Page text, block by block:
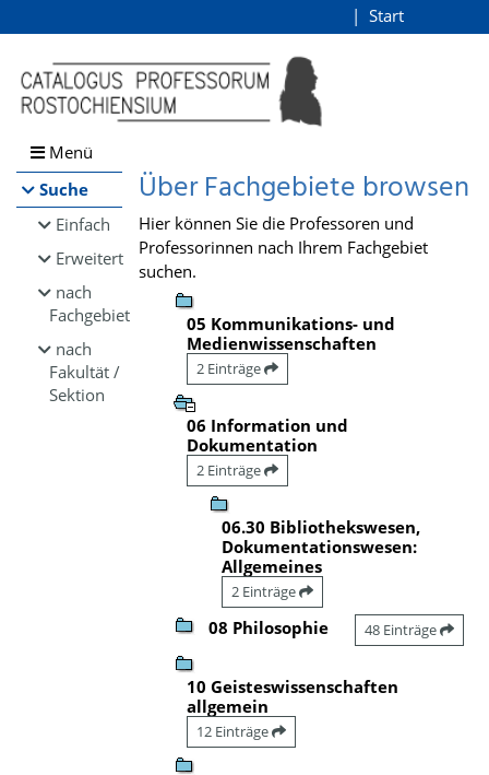
Browsen
direkt zum Inhalt
Start
Menü
Suche
Einfach
Erweitert
nach
Fachgebiet
nach
Fakultät /
Sektion
Über Fachgebiete browsen
Hier können Sie die Professoren und
Professorinnen nach Ihrem Fachgebiet
suchen.
05 Kommunikations- und
Medienwissenschaften
2 Einträge
06 Information und
Dokumentation
2 Einträge
06.30 Bibliothekswesen,
Dokumentationswesen:
Allgemeines
2 Einträge
08 Philosophie 48 Einträge
10 Geisteswissenschaften
allgemein
12 Einträge